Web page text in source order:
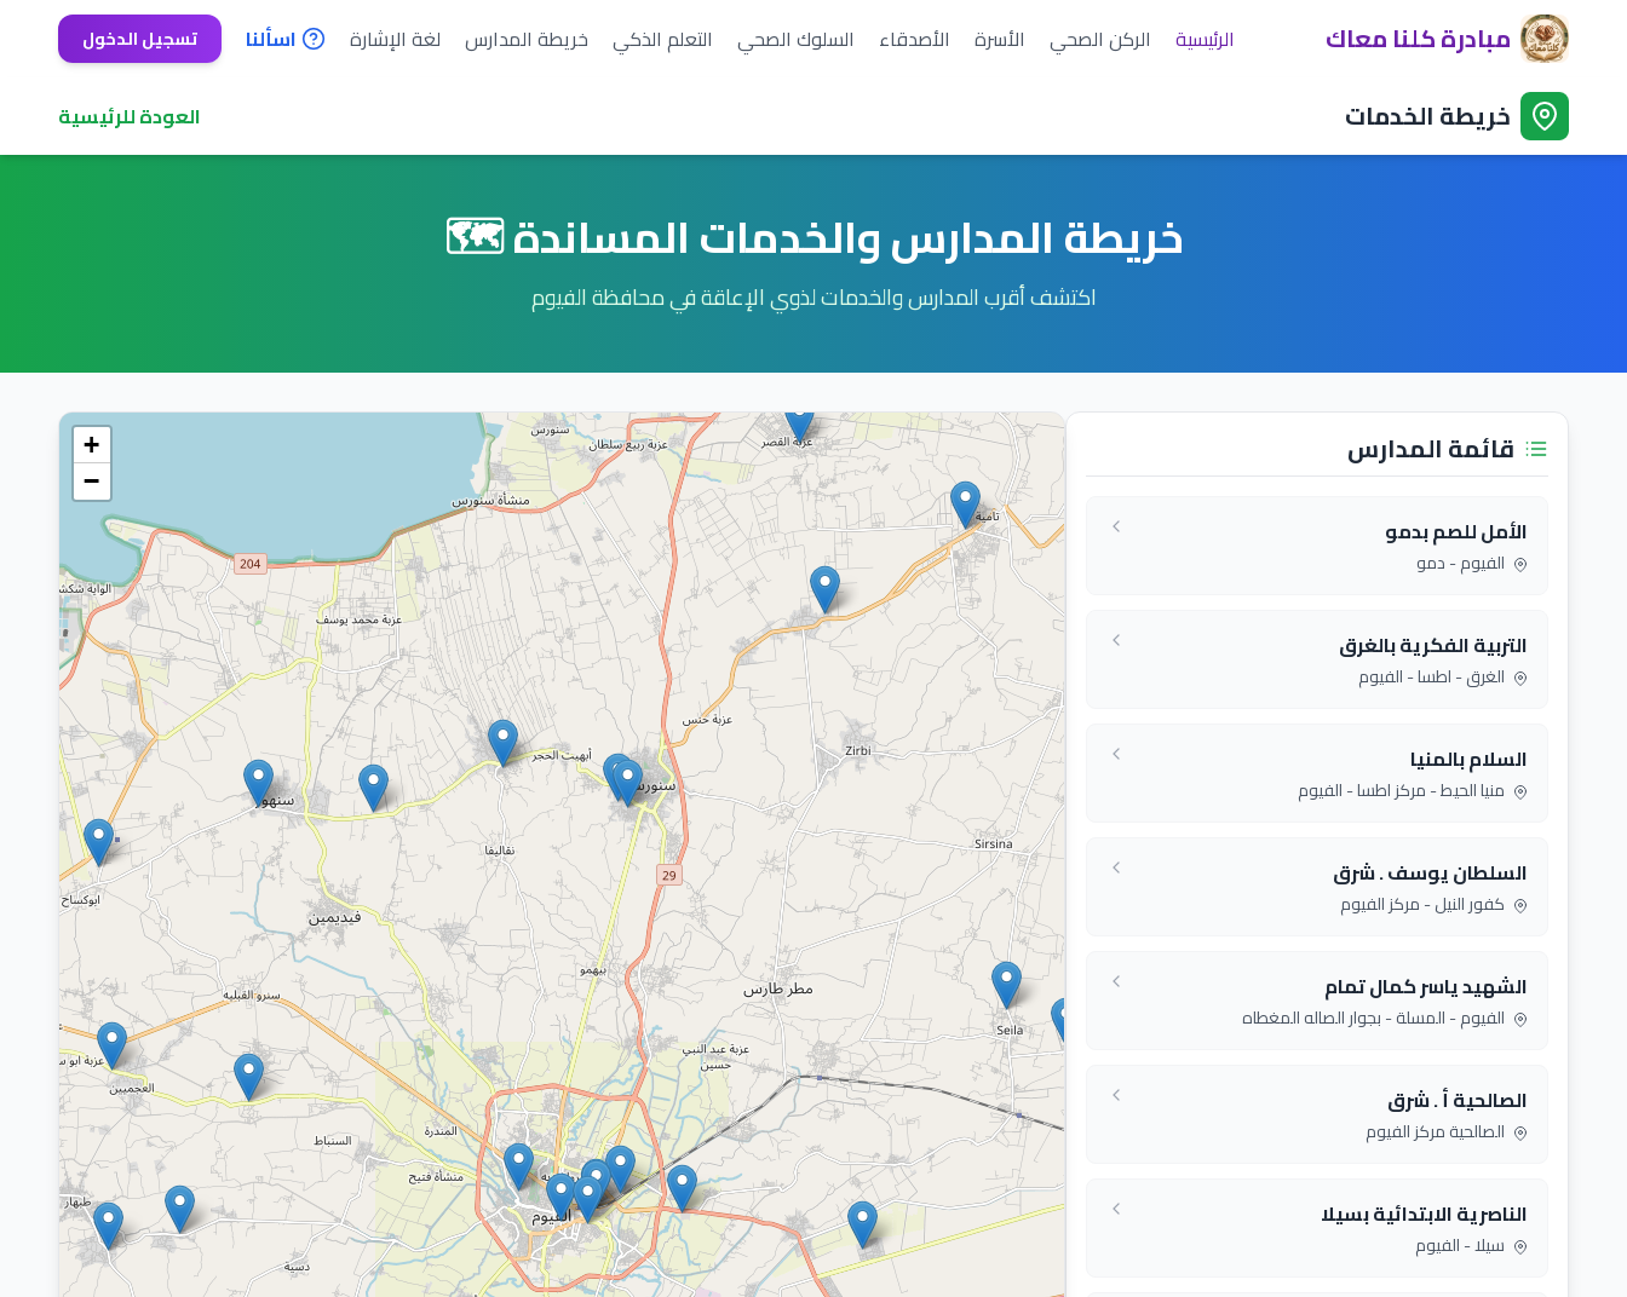
مبادرة كلنا معاك الرئيسية الركن الصحي الأسرة الأصدقاء السلوك الصحي التعلم الذكي خريطة المدارس لغة الإشارة اسألنا تسجيل الدخول
خريطة الخدمات العودة للرئيسية
خريطة المدارس والخدمات المساندة 🗺️
اكتشف أقرب المدارس والخدمات لذوي الإعاقة في محافظة الفيوم
قائمة المدارس
الأمل للصم بدمو
الفيوم - دمو
التربية الفكرية بالغرق
الغرق - اطسا - الفيوم
السلام بالمنيا
منيا الحيط - مركز اطسا - الفيوم
السلطان يوسف . شرق
كفور النيل - مركز الفيوم
الشهيد ياسر كمال تمام
الفيوم - المسلة - بجوار الصاله المغطاه
الصالحية أ . شرق
الصالحية مركز الفيوم
الناصرية الابتدائية بسيلا
سيلا - الفيوم
+
−